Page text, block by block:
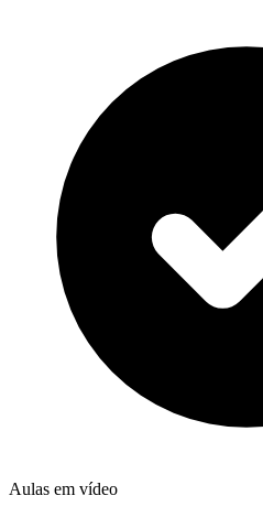
Aulas em vídeo